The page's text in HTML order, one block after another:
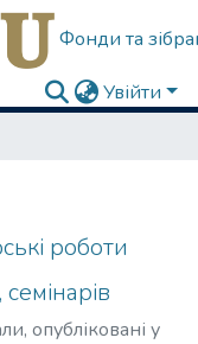
Фонди та
Увійти
роботи
роботи
опубліковані у